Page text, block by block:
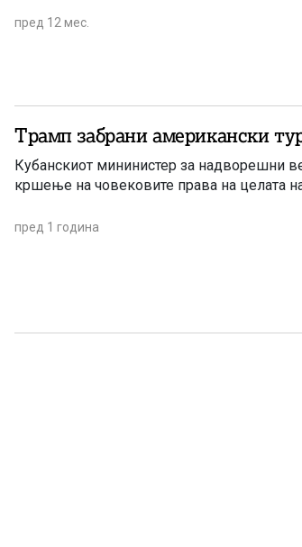
пред 12 мес.
Трамп забрани американски
Кубанскиот мининистер за надворешни
кршење на човековите права на целата
пред 1 година